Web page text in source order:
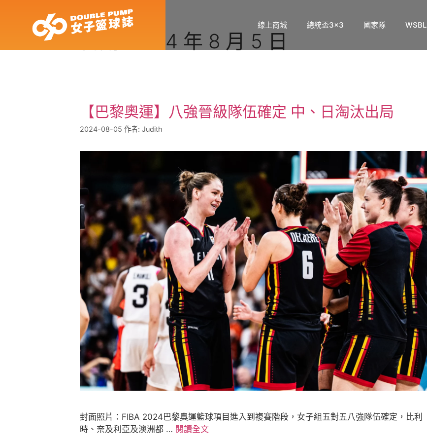
線上商城 總統盃3×3 國家隊 WSBL
日期: 2024 年 8 月 5 日
【巴黎奧運】八強晉級隊伍確定 中、日淘汰出局
2024-08-05 作者: Judith
封面照片：FIBA 2024巴黎奧運籃球項目進入到複賽階段，女子組五對五八強隊伍確定，比利
時、奈及利亞及澳洲都 … 閱讀全文